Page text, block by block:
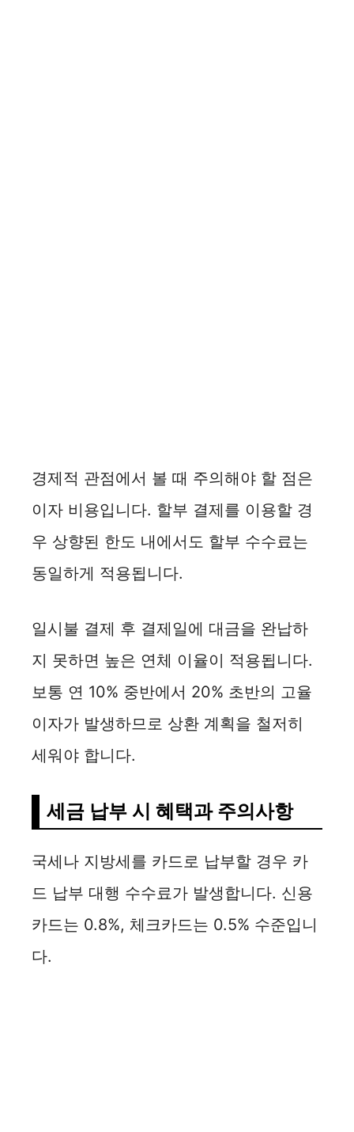
경제적 관점에서 볼 때 주의해야 할 점은
이자 비용입니다. 할부 결제를 이용할 경
우 상향된 한도 내에서도 할부 수수료는
동일하게 적용됩니다.
일시불 결제 후 결제일에 대금을 완납하
지 못하면 높은 연체 이율이 적용됩니다.
보통 연 10% 중반에서 20% 초반의 고율
이자가 발생하므로 상환 계획을 철저히
세워야 합니다.
세금 납부 시 혜택과 주의사항
국세나 지방세를 카드로 납부할 경우 카
드 납부 대행 수수료가 발생합니다. 신용
카드는 0.8%, 체크카드는 0.5% 수준입니
다.